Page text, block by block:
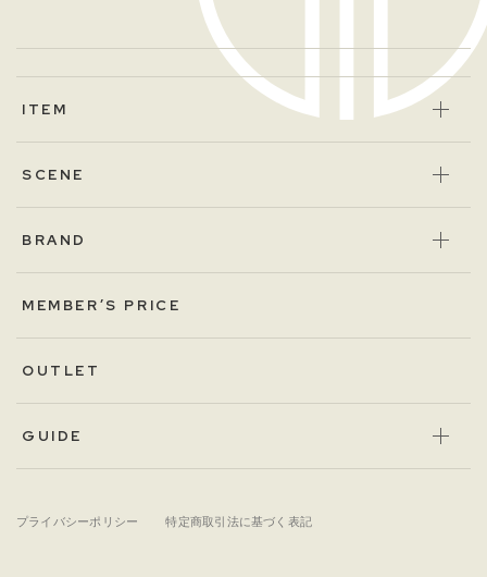
ITEM
SCENE
BRAND
MEMBER’S PRICE
OUTLET
GUIDE
プライバシーポリシー 特定商取引法に基づく表記